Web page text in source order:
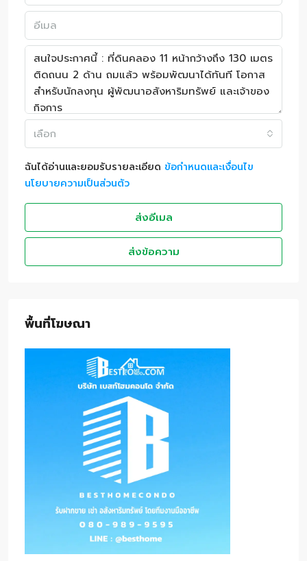
เลือก
ฉันได้อ่านและยอมรับรายละเอียด ข้อกำหนดและเงื่อนไข
นโยบายความเป็นส่วนตัว
ส่งอีเมล
ส่งข้อความ
พื้นที่โฆษณา